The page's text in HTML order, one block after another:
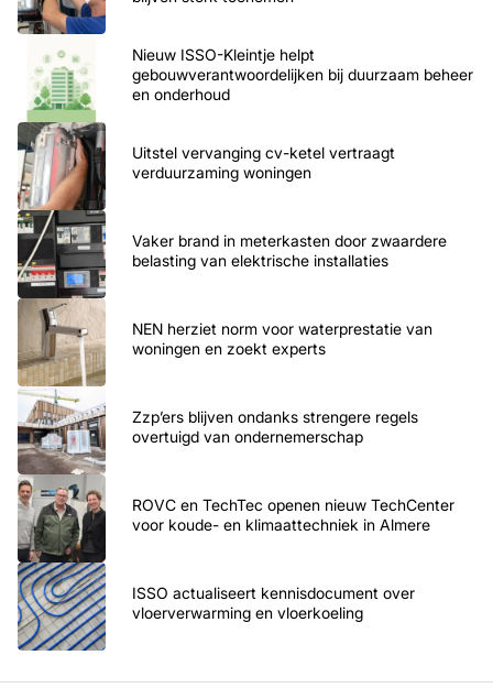
Nieuw ISSO-Kleintje helpt
gebouwverantwoordelijken bij duurzaam beheer
en onderhoud
Uitstel vervanging cv-ketel vertraagt
verduurzaming woningen
Vaker brand in meterkasten door zwaardere
belasting van elektrische installaties
NEN herziet norm voor waterprestatie van
woningen en zoekt experts
Zzp’ers blijven ondanks strengere regels
overtuigd van ondernemerschap
ROVC en TechTec openen nieuw TechCenter
voor koude- en klimaattechniek in Almere
ISSO actualiseert kennisdocument over
vloerverwarming en vloerkoeling